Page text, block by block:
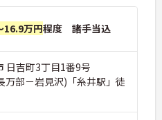
16.9万円程度 諸手当込
日吉町3丁目1番9号
万部－岩見沢)「糸井駅」徒